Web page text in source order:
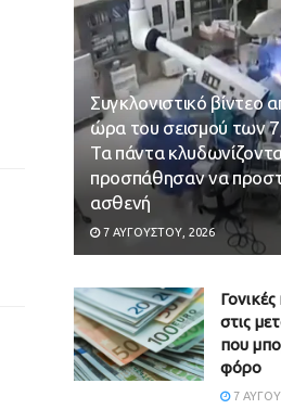
Συγκλονιστικό βίντεο
ώρα του σεισμού των
Τα πάντα
προσπάθησαν να
ασθενή
7 ΑΥΓΟΎΣΤΟΥ, 2026
στις
που
φόρο
7